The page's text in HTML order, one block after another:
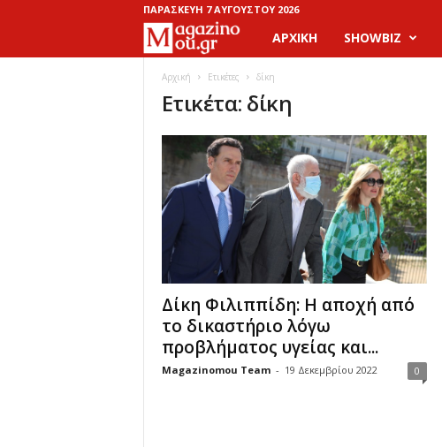
ΠΑΡΑΣΚΕΥΉ 7 ΑΥΓΟΎΣΤΟΥ 2026
a
g
a
z
o
M
ΑΡΧΙΚΉ SHOWBIZ
Αρχική Ετικέτες δίκη
Ετικέτα: δίκη
Δίκη Φιλιππίδη: Η αποχή από
το δικαστήριο λόγω
προβλήματος υγείας και...
Magazinomou Team - 19 Δεκεμβρίου 2022 0